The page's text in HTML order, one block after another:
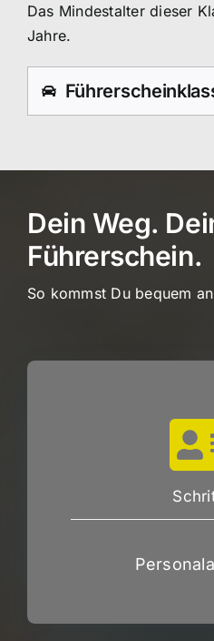
Das Mindestalter dieser
Jahre.
Dein Weg.
Führerschein.
So kommst Du bequem